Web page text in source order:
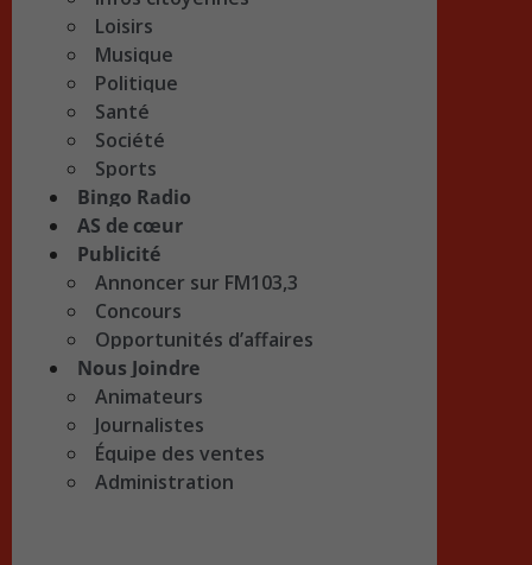
Loisirs
Musique
Politique
Santé
Société
Sports
Bingo Radio
AS de cœur
Publicité
Annoncer sur FM103,3
Concours
Opportunités d’affaires
Nous Joindre
Animateurs
Journalistes
Équipe des ventes
Administration